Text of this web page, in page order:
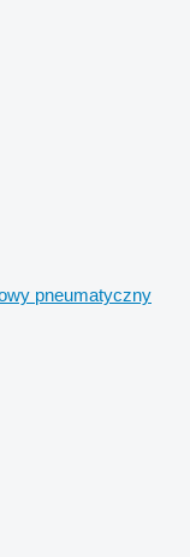
pneumatyczny